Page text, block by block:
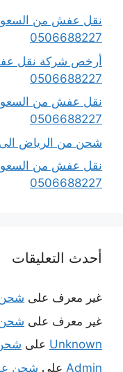
نقل عفش من
0506688227
أرخص شركة نقل
0506688227
نقل عفش من
0506688227
شحن من الرياض الى
نقل عفش من
0506688227
أحدث التعليقات
غير معرف على شحن
غير معرف على شحن
Unknown على
Admin على شحن